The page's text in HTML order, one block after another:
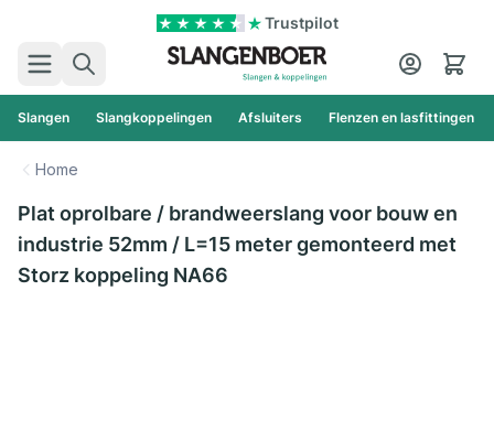
Trustpilot
Zoek
Cart
Slangen Slangkoppelingen Afsluiters Flenzen en lasfittingen
Home
Plat oprolbare / brandweerslang voor bouw en
industrie 52mm / L=15 meter gemonteerd met
Storz koppeling NA66